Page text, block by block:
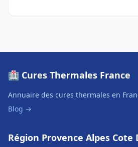
🏥 Cures Thermales France
Annuaire des cures thermales en
Blog →
Région Provence Alpes Cote